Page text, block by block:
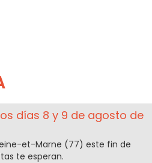
días 8 y 9 de agosto de
et-Marne (77) este fin de
te esperan.